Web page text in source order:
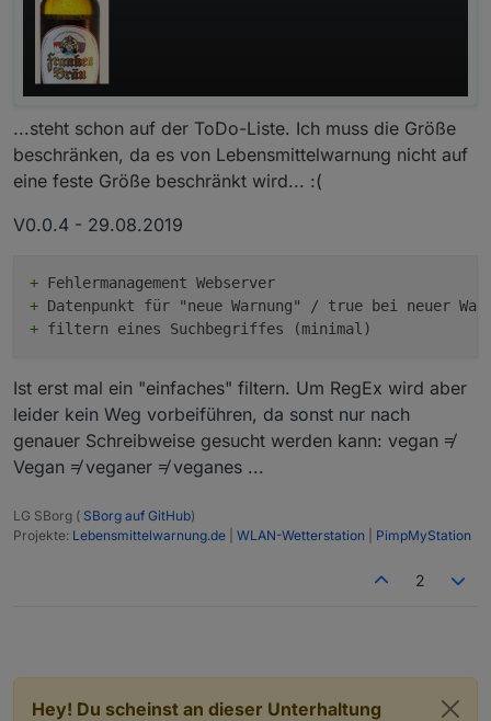
...steht schon auf der ToDo-Liste. Ich muss die Größe
beschränken, da es von Lebensmittelwarnung nicht auf
eine feste Größe beschränkt wird... :(
V0.0.4 - 29.08.2019
+
+
+
Ist erst mal ein "einfaches" filtern. Um RegEx wird aber
leider kein Weg vorbeiführen, da sonst nur nach
genauer Schreibweise gesucht werden kann: vegan ≠
Vegan ≠ veganer ≠ veganes ...
LG SBorg ( SBorg auf GitHub)
Projekte: Lebensmittelwarnung.de WLAN-Wetterstation PimpMyStation
2
Hey! Du scheinst an dieser Unterhaltung